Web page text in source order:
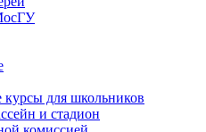
курсы для школьников
и стадион